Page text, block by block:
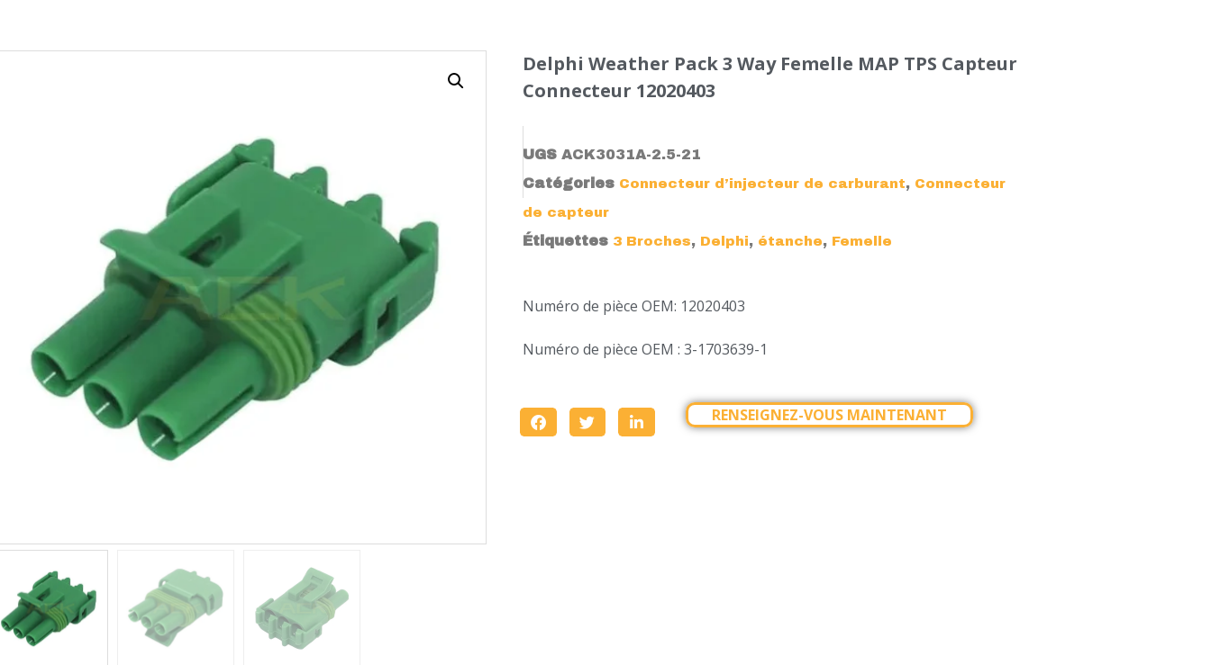
Delphi Weather Pack 3 Way Femelle MAP TPS Capteur
Connecteur 12020403
UGS ACK3031A-2.5-21
Catégories Connecteur d’injecteur de carburant, Connecteur
de capteur
Étiquettes 3 Broches, Delphi, étanche, Femelle
Numéro de pièce OEM: 12020403
Numéro de pièce OEM : 3-1703639-1
RENSEIGNEZ-VOUS MAINTENANT